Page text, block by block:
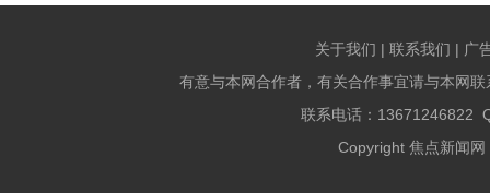
关于我们 | 联系我们 | 广
有意与本网合作者，有关合作事宜请与本网
联系电话：13671246822
Copyright 焦点新闻